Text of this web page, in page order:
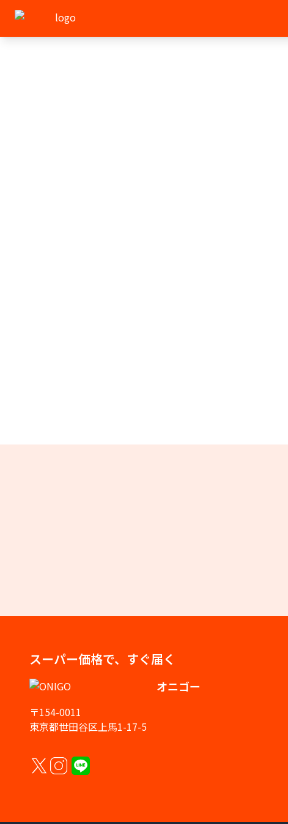
スーパー価格で、すぐ届く
オニゴー
〒154-0011
東京都世田谷区上馬1-17-5